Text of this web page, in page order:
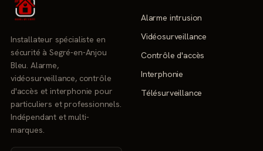
Installateur spécialiste en
sécurité à Segré-en-Anjou
Bleu. Alarme,
vidéosurveillance, contrôle
d'accès et interphonie pour
particuliers et professionnels.
Indépendant et multi-
marques.
Alarme intrusion
Vidéosurveillance
Contrôle d'accès
Interphonie
Télésurveillance